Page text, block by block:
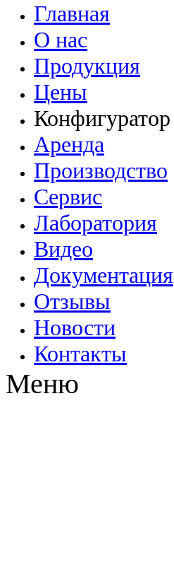
Главная
О нас
Продукция
Цены
Конфигуратор
Аренда
Производство
Сервис
Лаборатория
Видео
Документация
Отзывы
Новости
Контакты
Меню